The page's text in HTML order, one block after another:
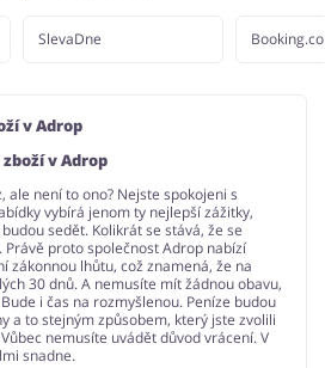
SlevaDne
v Adrop
v Adrop
ale není to ono? Nejste spokojeni s
vybírá jenom ty nejlepší zážitky,
sedět. Kolikrát se stává, že se
proto společnost Adrop nabízí
zákonnou lhůtu, což znamená, že na
30 dnů. A nemusíte mít žádnou obavu,
i čas na rozmyšlenou. Peníze budou
a to stejným způsobem, který jste zvolili
nemusíte uvádět důvod vrácení. V
snadne.